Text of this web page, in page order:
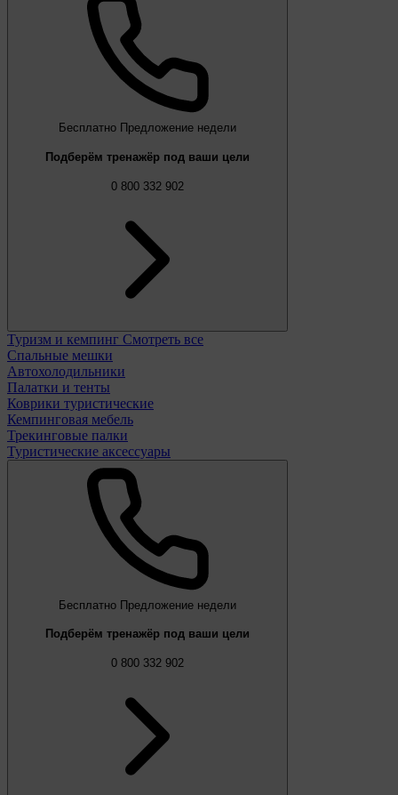
Бесплатно Предложение недели
Подберём тренажёр под ваши цели
0 800 332 902
Туризм и кемпинг Смотреть все
Спальные мешки
Автохолодильники
Палатки и тенты
Коврики туристические
Кемпинговая мебель
Трекинговые палки
Туристические аксессуары
Бесплатно Предложение недели
Подберём тренажёр под ваши цели
0 800 332 902